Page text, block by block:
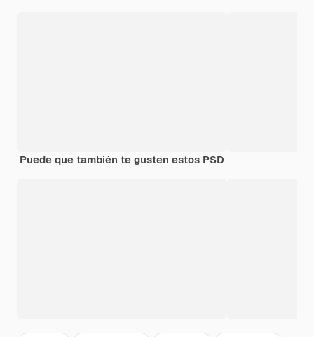
Puede que también te gusten estos PSD